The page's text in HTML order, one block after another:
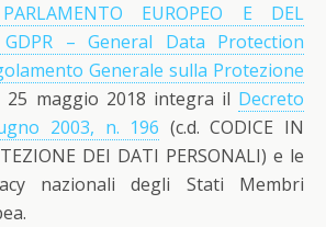
EUROPEO E DEL
GDPR – General Data Protection
Generale sulla Protezione
25 maggio 2018 integra il Decreto
2003, n. 196 (c.d. CODICE IN
DEI DATI PERSONALI) e le
nazionali degli Stati Membri